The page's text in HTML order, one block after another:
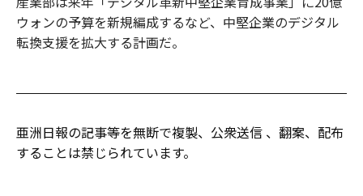
ウォンの予算を新規編成するなど、中堅企業のデジタル
転換支援を拡大する計画だ。
亜洲日報の記事等を無断で複製、公衆送信 、翻案、配布
することは禁じられています。